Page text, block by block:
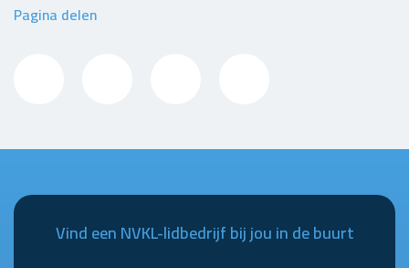
Pagina delen
Vind een NVKL-lidbedrijf bij jou in de buurt